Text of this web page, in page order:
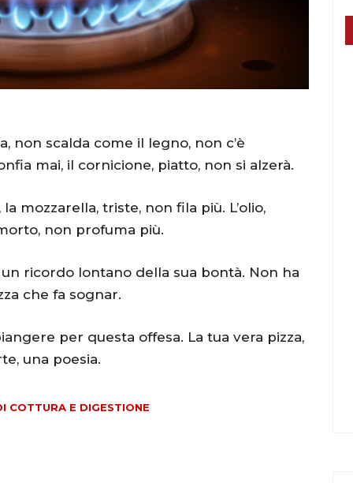
non scalda come il legno, non c’è
mai, il cornicione, piatto, non si alzerà.
mozzarella, triste, non fila più. L’olio,
non profuma più.
un ricordo lontano della sua bontà. Non ha
che fa sognar.
per questa offesa. La tua vera pizza,
una poesia.
COTTURA E DIGESTIONE